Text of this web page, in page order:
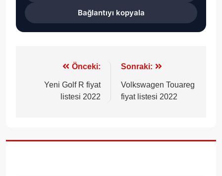
Bağlantıyı kopyala
gezinmesi
Önceki:
Yeni Golf R fiyat
listesi 2022
Sonraki:
Volkswagen Touareg
fiyat listesi 2022